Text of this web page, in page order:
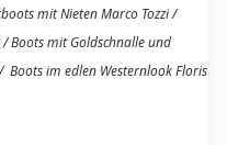
mit Nieten Marco Tozzi /
Boots mit Goldschnalle und
Boots im edlen Westernlook Floris